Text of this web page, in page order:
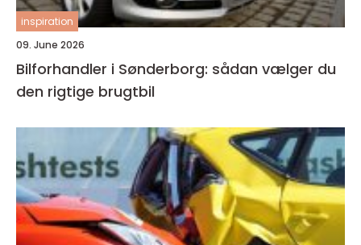
inspiration
09. June 2026
Bilforhandler i Sønderborg: sådan vælger du
den rigtige brugtbil